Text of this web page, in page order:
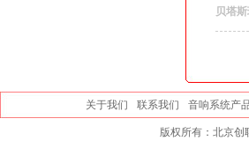
贝塔
关于我们 联系我们 音响系统产
版权所有：北京创